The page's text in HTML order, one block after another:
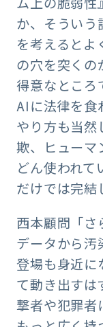
か、そうい
を考えると
の穴を突く
得意なところ
AIに法律を食
やり方も当然
欺、ヒューマ
どん使われ
だけでは完結
西本顧問「
データから
登場も身近
て動き出すは
撃者や犯罪